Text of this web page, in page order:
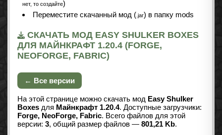
нет, то создайте)
Переместите скачанный мод ( .jar) в папку mods
СКАЧАТЬ МОД EASY SHULKER BOXES
ДЛЯ МАЙНКРАФТ 1.20.4 (FORGE,
NEOFORGE, FABRIC)
← Все версии
На этой странице можно скачать мод Easy Shulker
Boxes для Майнкрафт 1.20.4. Доступные загрузчики:
Forge, NeoForge, Fabric. Всего файлов для этой
версии: 3, общий размер файлов — 801,21 Kb.